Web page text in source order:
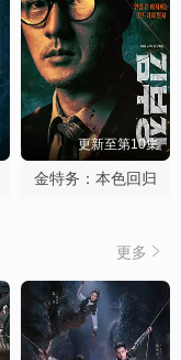
更新至第10集
金特务：本色回归
更多